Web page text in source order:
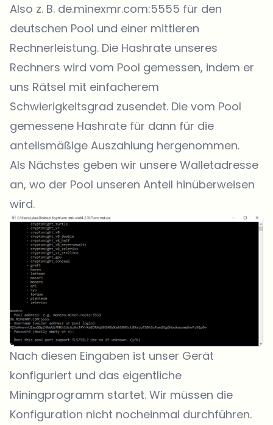
Also z. B. de.minexmr.com:5555 für den
deutschen Pool und einer mittleren
Rechnerleistung. Die Hashrate unseres
Rechners wird vom Pool gemessen, indem er
uns Rätsel mit einfacherem
Schwierigkeitsgrad zusendet. Die vom Pool
gemessene Hashrate für dann für die
anteilsmäßige Auszahlung hergenommen.
Als Nächstes geben wir unsere Walletadresse
an, wo der Pool unseren Anteil hinüberweisen
wird.
Nach diesen Eingaben ist unser Gerät
konfiguriert und das eigentliche
Miningprogramm startet. Wir müssen die
Konfiguration nicht nocheinmal durchführen.